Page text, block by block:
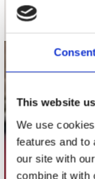
This website
We use
features and to
our site with
combine it with